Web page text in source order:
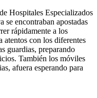
Hospitales Especializados
se encontraban apostadas
rápidamente a los
atentos con los diferentes
guardias, preparando
También los móviles
afuera esperando para